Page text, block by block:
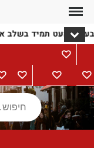
Skip
contentכמעט תמיד בשלב
דף
הבית
מתכונים
בישול
חיפוש